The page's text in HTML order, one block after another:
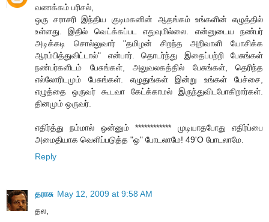
வணக்கம் பரிசல்,
ஒரு சராசரி இந்திய குடிமகனின் ஆதங்கம் உங்களின் எழுத்தில்
உள்ளது. இதில் வெட்க்கப்பட எதுவுமில்லை. என்னுடைய நண்பர்
அடிக்கடி சொல்லுவார் "தமிழன் சிறந்த அறிவாளி யோசிக்க
ஆரம்பித்துவிட்டால்" என்பார். தொடர்ந்து இதைப்பற்றி பேசுங்கள்
நண்பர்களிடம் பேசுங்கள், அலுவலகத்தில் பேசுங்கள், தெரிந்த
எல்லோரிடமும் பேசுங்கள். எழுதுங்கள் இன்று உங்கள் பேச்சை,
எழுத்தை ஒருவர் கூடவா கேட்க்காமல் இருந்துவிடபோகிறார்கள்.
தினமும் ஒருவர்.
எதிர்த்து நம்மால் ஒன்னும் ************ முடியாதபோது எதிர்ப்பை
அமைதியாக வெளிப்படுத்த "ஒ" போடலாமே! 49'O போடலாமே.
Reply
தராசு May 12, 2009 at 9:58 AM
தல,